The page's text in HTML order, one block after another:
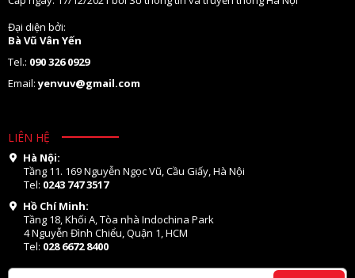
Đại diện bởi:
Bà Vũ Vân Yến
Tel.: 090 326 0929
Email:yenvuv@gmail.com
LIÊN HỆ
Hà Nội:
Tầng 11. 169 Nguyễn Ngọc Vũ, Cầu Giấy, Hà Nội
Tel: 0243 747 3517
Hồ Chí Minh:
Tầng 18, Khối A, Tòa nhà Indochina Park
4 Nguyễn Đình Chiểu, Quận 1, HCM
Tel: 028 6672 8400